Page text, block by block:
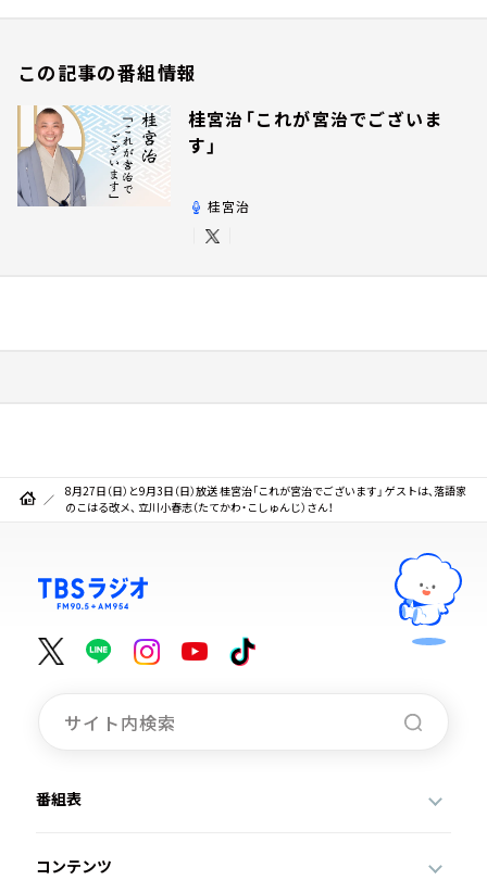
この記事の番組情報
桂宮治「これが宮治でございま
す」
桂宮治
8月27日（日）と9月3日（日）放送 桂宮治「これが宮治でございます」 ゲストは、落語家
のこはる改メ、 立川小春志（たてかわ・こしゅんじ）さん！
番組表
コンテンツ